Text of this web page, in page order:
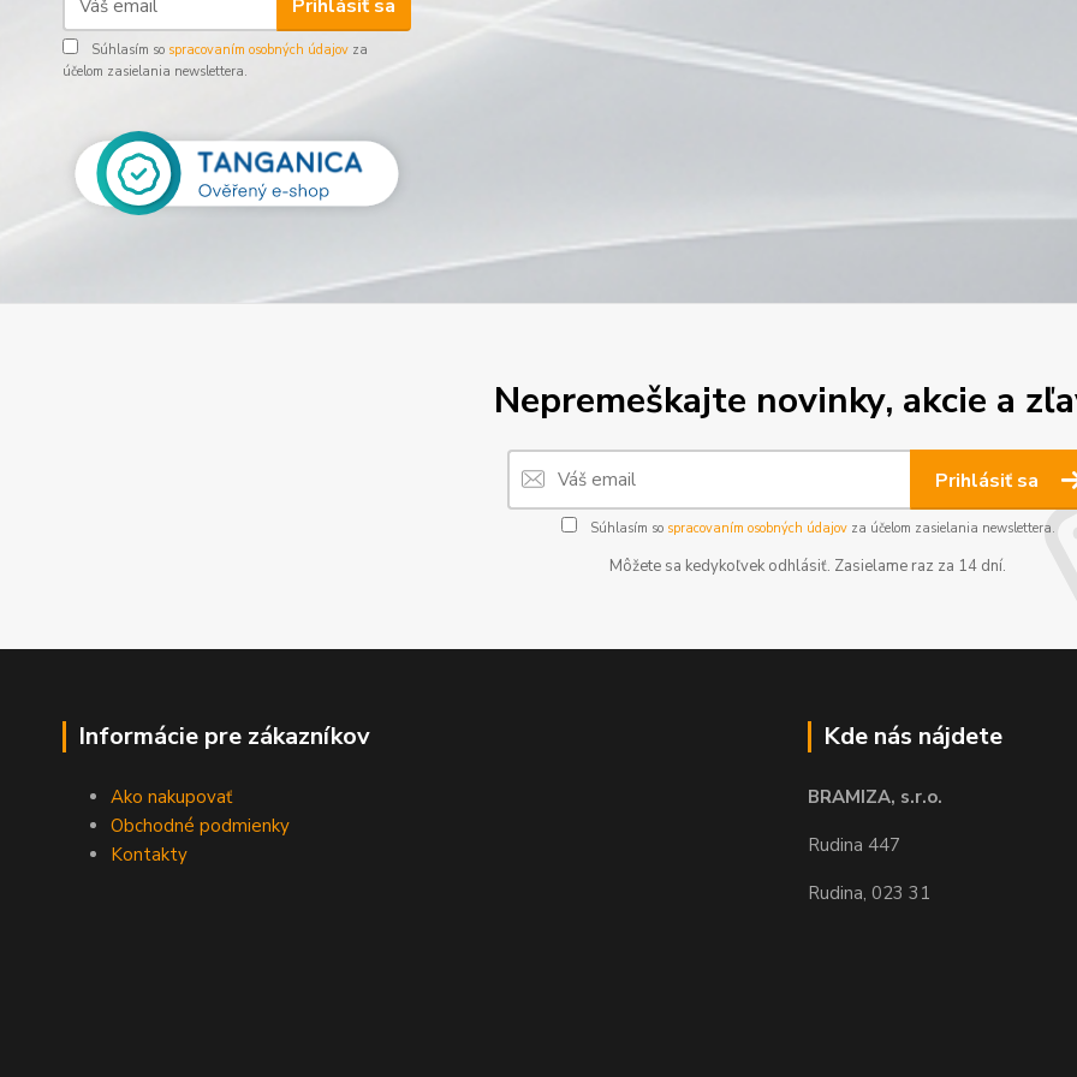
Prihlásiť sa
Súhlasím so spracovaním osobných údajov za
účelom zasielania newslettera.
Nepremeškajte novinky, akcie a
Prihlásiť sa
Súhlasím so spracovaním osobných údajovza účelom zasielania newslettera.
Môžete sa kedykoľvek odhlásiť. Zasielame raz za 14 dní.
Informácie pre zákazníkov
Ako nakupovať
Obchodné podmienky
Kontakty
Kde nás nájdete
BRAMIZA, s.r.o.
Rudina 447
Rudina, 023 31